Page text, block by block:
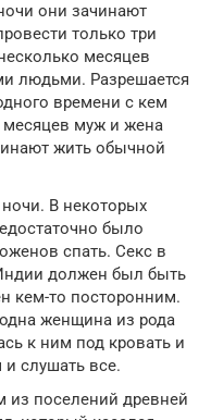
они зачинают
только три
месяцев
людьми. Разрешается
времени с кем
месяцев муж и жена
жить обычной
В некоторых
было
спать. Секс в
должен был быть
кем-то посторонним.
женщина из рода
к ним под кровать и
слушать все.
из поселений древней